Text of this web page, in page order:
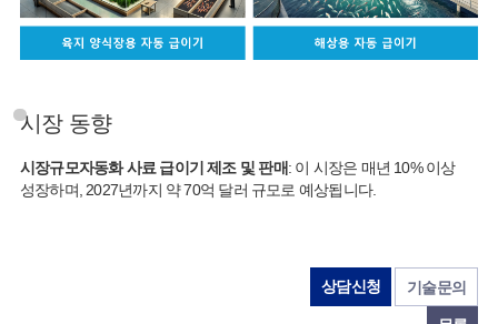
시장 동향
시장규모자동화 사료 급이기 제조 및 판매: 이 시장은 매년 10% 이상
성장하며, 2027년까지 약 70억 달러 규모로 예상됩니다.
상담신청 기술문의